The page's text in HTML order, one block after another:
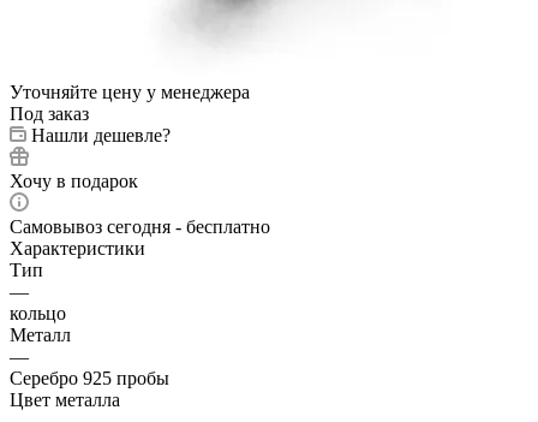
Уточняйте цену у менеджера
Под заказ
Нашли дешевле?
Хочу в подарок
Самовывоз сегодня - бесплатно
Характеристики
Тип
—
кольцо
Металл
—
Серебро 925 пробы
Цвет металла